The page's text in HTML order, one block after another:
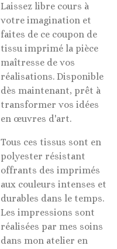
Laissez libre cours à
votre imagination et
faites de ce coupon de
tissu imprimé la pièce
maîtresse de vos
réalisations. Disponible
dès maintenant, prêt à
transformer vos idées
en œuvres d'art.
Tous ces tissus sont en
polyester résistant
offrants des imprimés
aux couleurs intenses et
durables dans le temps.
Les impressions sont
réalisées par mes soins
dans mon atelier en